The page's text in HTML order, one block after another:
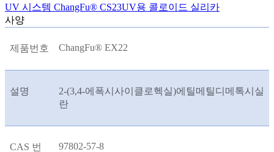
UV 시스템 ChangFu® CS23UV용 콜로이드 실리카
사양
제품번호 ChangFu® EX22
설명
2-(3,4-에폭시사이클로헥실)에틸메틸디메톡시실
란
CAS 번 97802-57-8